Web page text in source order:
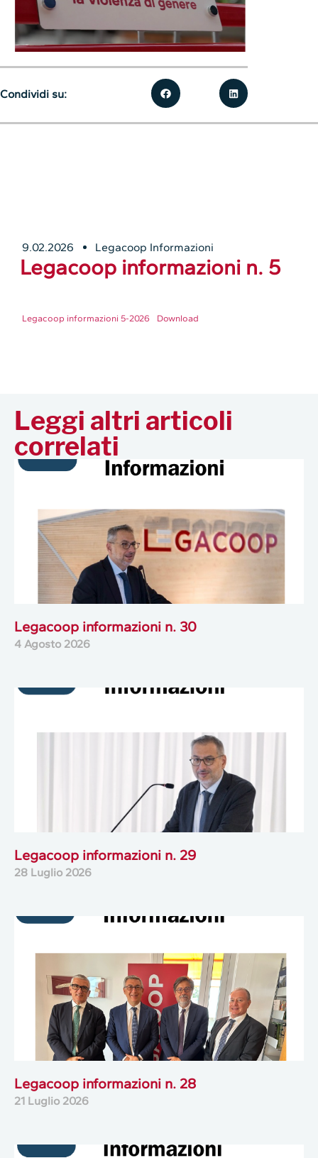
9.02.2026 Legacoop Informazioni
Legacoop informazioni n. 5
Legacoop informazioni 5-2026 Download
Condividi su:
Leggi altri articoli
correlati
Legacoop informazioni n. 30
4 Agosto 2026
Legacoop informazioni n. 29
28 Luglio 2026
Legacoop informazioni n. 28
21 Luglio 2026